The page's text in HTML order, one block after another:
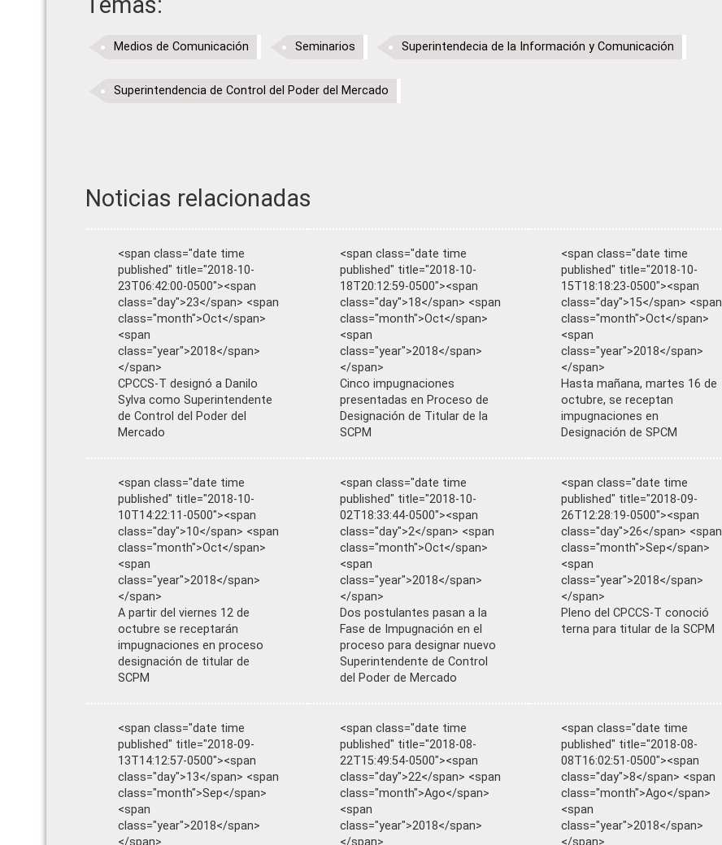
Medios de Comunicación Seminarios Superintendecia de la Información y Comunicación
Superintendencia de Control del Poder del Mercado
Noticias relacionadas
<span class="date time
published" title="2018-10-
23T06:42:00-0500"><span
class="day">23</span> <span
class="month">Oct</span>
<span
class="year">2018</span>
</span>
CPCCS-T designó a Danilo
Sylva como Superintendente
de Control del Poder del
Mercado
<span class="date time
published" title="2018-10-
18T20:12:59-0500"><span
class="day">18</span> <span
class="month">Oct</span>
<span
class="year">2018</span>
</span>
Cinco impugnaciones
presentadas en Proceso de
Designación de Titular de la
SCPM
<span class="date time
published" title="2018-10-
15T18:18:23-0500"><span
class="day">15</span> <span
class="month">Oct</span>
<span
class="year">2018</span>
</span>
Hasta mañana, martes 16 de
octubre, se receptan
impugnaciones en
Designación de SPCM
<span class="date time
published" title="2018-10-
10T14:22:11-0500"><span
class="day">10</span> <span
class="month">Oct</span>
<span
class="year">2018</span>
</span>
A partir del viernes 12 de
octubre se receptarán
impugnaciones en proceso
designación de titular de
SCPM
<span class="date time
published" title="2018-10-
02T18:33:44-0500"><span
class="day">2</span> <span
class="month">Oct</span>
<span
class="year">2018</span>
</span>
Dos postulantes pasan a la
Fase de Impugnación en el
proceso para designar nuevo
Superintendente de Control
del Poder de Mercado
<span class="date time
published" title="2018-09-
26T12:28:19-0500"><span
class="day">26</span> <span
class="month">Sep</span>
<span
class="year">2018</span>
</span>
Pleno del CPCCS-T conoció
terna para titular de la SCPM
<span class="date time
published" title="2018-09-
13T14:12:57-0500"><span
class="day">13</span> <span
class="month">Sep</span>
<span
class="year">2018</span>
<span class="date time
published" title="2018-08-
22T15:49:54-0500"><span
class="day">22</span> <span
class="month">Ago</span>
<span
class="year">2018</span>
<span class="date time
published" title="2018-08-
08T16:02:51-0500"><span
class="day">8</span> <span
class="month">Ago</span>
<span
class="year">2018</span>